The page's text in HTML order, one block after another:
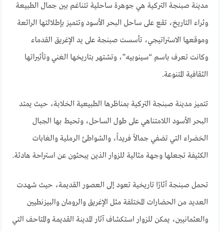
مدينة صبنجة التركية هي جوهرة ساحلية تتناغم بين جمال الطبيعة
وثراء التاريخ، تقع على ساحل البحر الأسود وتتميز بإطلالتها الرائعة
وموقعها الاستراتيجي، تأسست صبنجة على يد الإغريق القدماء
وكانت تعرف باسم “سينوبيه”، وتشتهر بتاريخها الغني وتأثيراتها
الثقافية المتنوعة.
تتميز مدينة صبنجة التركية بمناظرها الطبيعية الخلابة، حيث يمتد
البحر الأسود اللامتناهي على طول الساحل، وتحيط بها الجبال
الخضراء التي تضفي جمالاً فريداً، والشواطئ الرملية والغابات
الكثيفة تجعلها وجهة مثالية للزوار الذين يبحثون عن استراحة هادئة.
تحمل صبنجة آثارًا تاريخية تعود إلى العصور القديمة، حيث شهدت
العديد من الحضارات المختلفة مثل الإغريق والرومان والبيزنطيين
والعثمانيين، يمكن للزوار استكشاف آثار المدينة القديمة والمتاحف التي